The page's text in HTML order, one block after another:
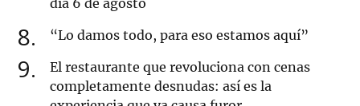
día 6 de agosto
8 “Lo damos todo, para eso estamos aquí”
9
El restaurante que revoluciona con cenas
completamente desnudas: así es la